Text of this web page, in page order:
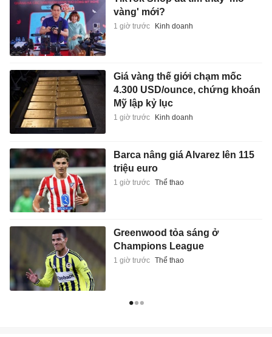
vàng' mới?
1 giờ trước Kinh doanh
Giá vàng thế giới chạm mốc
4.300 USD/ounce, chứng khoán
Mỹ lập kỷ lục
1 giờ trước Kinh doanh
Barca nâng giá Alvarez lên 115
triệu euro
1 giờ trước Thể thao
Greenwood tỏa sáng ở
Champions League
1 giờ trước Thể thao